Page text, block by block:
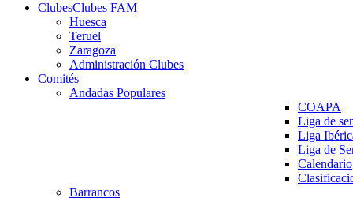
ClubesClubes FAM
Huesca
Teruel
Zaragoza
Administración Clubes
Comités
Andadas Populares
COAPA
Liga de
Liga
Liga de
Calendario
Barrancos